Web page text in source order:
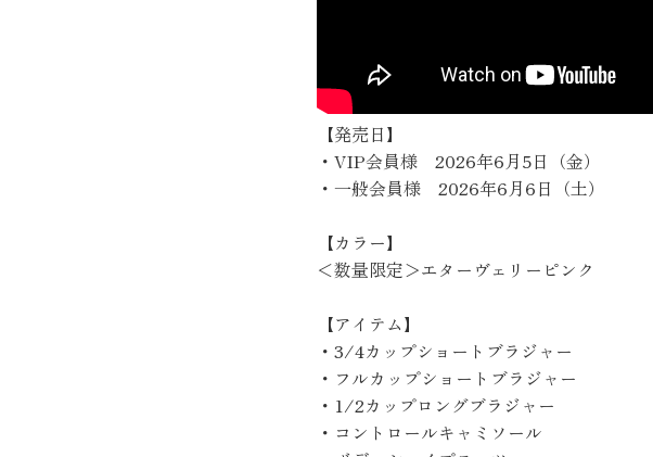
【発売日】
・VIP会員様 2026年6月5日（金）
・一般会員様 2026年6月6日（土）
【カラー】
＜数量限定＞エターヴェリーピンク
【アイテム】
・3/4カップショートブラジャー
・フルカップショートブラジャー
・1/2カップロングブラジャー
・コントロールキャミソール